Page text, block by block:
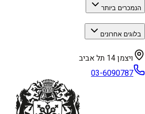
הנמכרים ביותר
בלוגים אחרונים
ויצמן 14 תל אביב
03-6090787